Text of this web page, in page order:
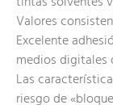
Valores
Excelente
medios digitales
Las
riesgo de